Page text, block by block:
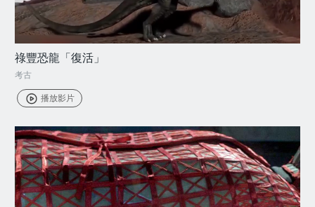
祿豐恐龍「復活」
考古
播放影片